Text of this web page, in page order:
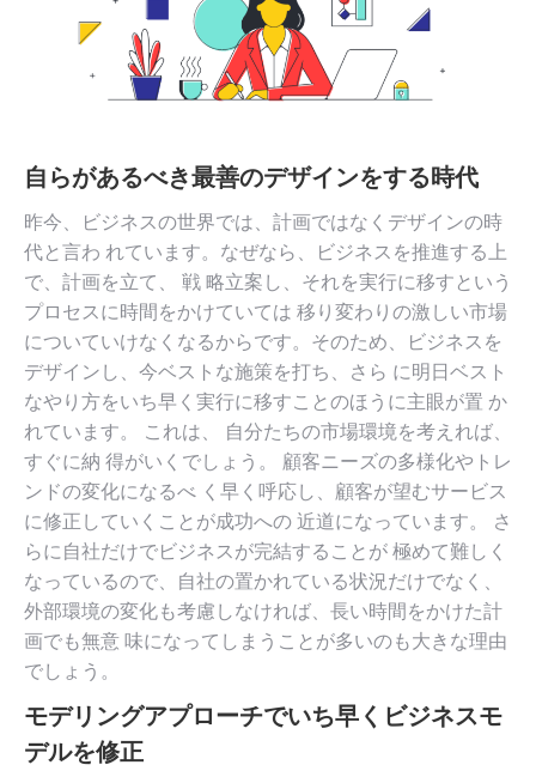
自らがあるべき最善のデザインをする時代
昨今、ビジネスの世界では、計画ではなくデザインの時
代と言わ れています。なぜなら、ビジネスを推進する上
で、計画を立て、 戦 略立案し、それを実行に移すという
プロセスに時間をかけていては 移り変わりの激しい市場
についていけなくなるからです。そのため、ビジネスを
デザインし、今ベストな施策を打ち、さら に明日ベスト
なやり方をいち早く実行に移すことのほうに主眼が置 か
れています。 これは、 自分たちの市場環境を考えれば、
すぐに納 得がいくでしょう。 顧客ニーズの多様化やトレ
ンドの変化になるべ く早く呼応し、顧客が望むサービス
に修正していくことが成功への 近道になっています。 さ
らに自社だけでビジネスが完結することが 極めて難しく
なっているので、自社の置かれている状況だけでなく、
外部環境の変化も考慮しなければ、長い時間をかけた計
画でも無意 味になってしまうことが多いのも大きな理由
でしょう。
モデリングアプローチでいち早くビジネスモ
デルを修正